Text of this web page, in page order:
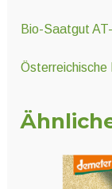
Bio-Saatgut